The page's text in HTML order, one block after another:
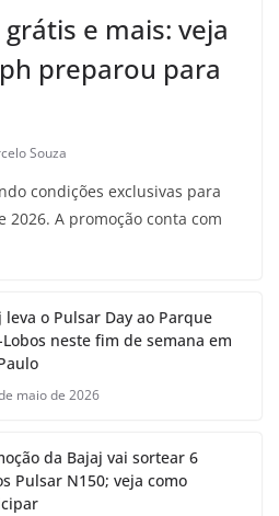
grátis e mais: veja
preparou para
Souza
condições exclusivas para
2026. A promoção conta com
leva o Pulsar Day ao Parque
neste fim de semana em
maio de 2026
da Bajaj vai sortear 6
Pulsar N150; veja como